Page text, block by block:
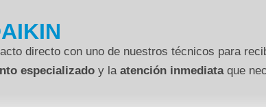
directo con uno de nuestros técnicos para
especializado y la atención inmediataque